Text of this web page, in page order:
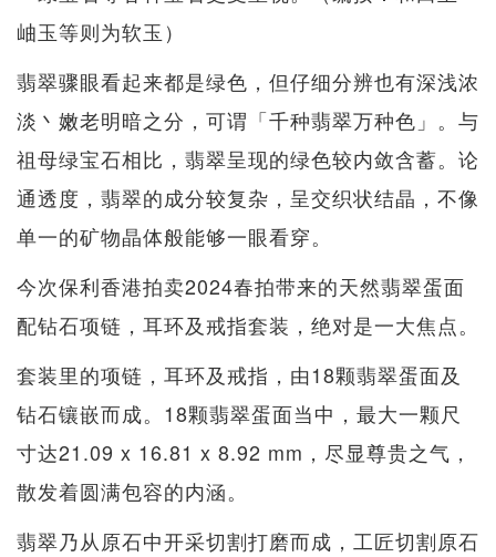
岫玉等则为软玉）
翡翠骤眼看起来都是绿色，但仔细分辨也有深浅浓
淡丶嫩老明暗之分，可谓「千种翡翠万种色」。与
祖母绿宝石相比，翡翠呈现的绿色较内敛含蓄。论
通透度，翡翠的成分较复杂，呈交织状结晶，不像
单一的矿物晶体般能够一眼看穿。
今次保利香港拍卖2024春拍带来的天然翡翠蛋面
配钻石项链，耳环及戒指套装，绝对是一大焦点。
套装里的项链，耳环及戒指，由18颗翡翠蛋面及
钻石镶嵌而成。18颗翡翠蛋面当中，最大一颗尺
寸达21.09 x 16.81 x 8.92 mm，尽显尊贵之气，
散发着圆满包容的内涵。
翡翠乃从原石中开采切割打磨而成，工匠切割原石